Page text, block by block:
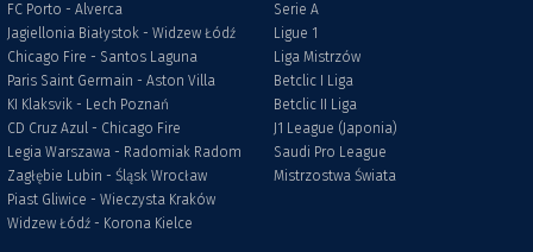
FC Porto - Alverca
Jagiellonia Białystok - Widzew Łódź
Chicago Fire - Santos Laguna
Paris Saint Germain - Aston Villa
KI Klaksvik - Lech Poznań
CD Cruz Azul - Chicago Fire
Legia Warszawa - Radomiak Radom
Zagłębie Lubin - Śląsk Wrocław
Piast Gliwice - Wieczysta Kraków
Widzew Łódź - Korona Kielce
Serie A
Ligue 1
Liga Mistrzów
Betclic I Liga
Betclic II Liga
J1 League (Japonia)
Saudi Pro League
Mistrzostwa Świata